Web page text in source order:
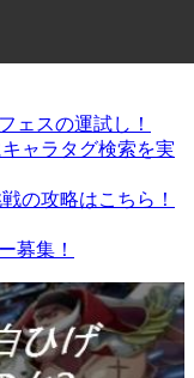
ェスの運試し！
ャラタグ検索を実
の攻略はこちら！
募集！